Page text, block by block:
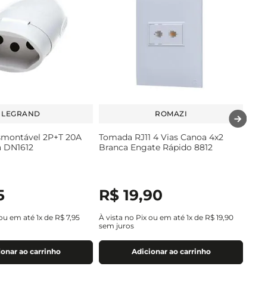
LEGRAND
2P+T 20A
em até1x de R$ 7,95
ao carrinho
ROMAZI
Tomada RJ11 4 Vias Canoa 4x2
Branca Engate Rápido 8812
R$ 19,90
À vista no Pix ou em até 1x de R$ 19,90
sem juros
Adicionar ao carrinho